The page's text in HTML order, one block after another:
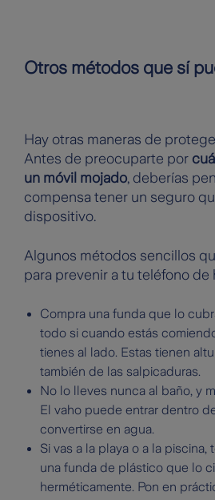
Otros métodos que sí
Hay otras maneras de
Antes de preocuparte por
un móvil mojado, deberías
compensa tener un seguro
dispositivo.
Algunos métodos sencillos
para prevenir a tu teléfono
Compra una funda que lo
todo si cuando estás
tienes al lado. Estas tienen
también de las salpicaduras.
No lo lleves nunca al baño, y
El vaho puede entrar dentro
convertirse en agua.
Si vas a la playa o a la
una funda de plástico que lo
herméticamente. Pon en